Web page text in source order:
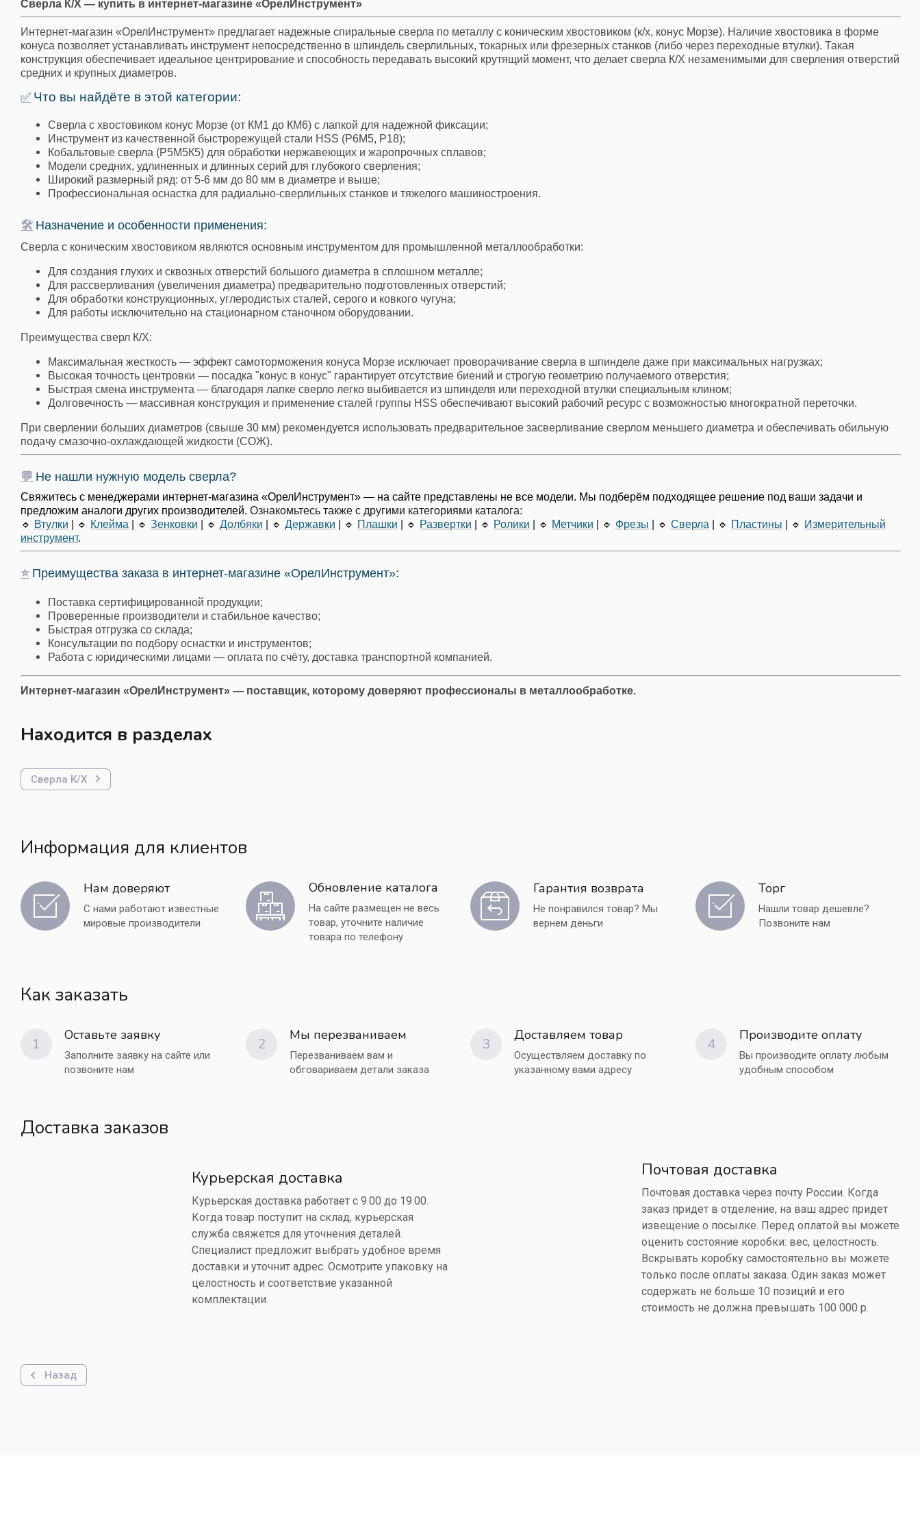
Метчики машинно-ручные конические
Метчики машинно-ручные однопроходные
Метчики машинно-ручные однопроходные левые
Метчики машинно-ручные трубные
Метчики машинно-ручные трубные левые
Метчики гаечные прямой хвостовик
Метчики гаечные прямой хвостовик левые
Метчики гаечные изогнутый хвостовик
Метчики гаечные изогнутый хвостовик левые
Метчики трапецеидальные
Метчики трапецеидальные левые
Метчики импортные
Метчики ручные (слесарные)
Плашки левые
Развертки
Развертки конические
Развертки конусные
Развертки машинные
Развертки насадные
Развертки насадные со вставными ножами
Развертки регулируемые
Развертки ручные
Цековки
Фрезы резьбовые
Фрезы трехсторонние к/з
Фрезы трехсторонние п/з
Фрезы дисковые модульные
Фрезы для нарезания зубьев звездочек
Фрезы червячные
Фрезы червячные для шлицевых валов
Фрезы для сегментных шпонок
Фрезы Т-образные
Фрезы торцевые эльбор
Фрезы ТС импорт ц/х
цилиндрические насадные
Фрезы цилиндрические
Фрезы концевые и шпоночные
Фрезы концевые ц/х
Сверла К/Х — купить в интернет-магазине «ОрелИнструмент»
Интернет-магазин «ОрелИнструмент» предлагает надежные спиральные сверла по металлу с коническим хвостовиком (к/х, конус Морзе). Наличие хвостовика в форме
конуса позволяет устанавливать инструмент непосредственно в шпиндель сверлильных, токарных или фрезерных станков (либо через переходные втулки). Такая
конструкция обеспечивает идеальное центрирование и способность передавать высокий крутящий момент, что делает сверла К/Х незаменимыми для сверления отверстий
средних и крупных диаметров.
✅ Что вы найдёте в этой категории:
Сверла с хвостовиком конус Морзе (от КМ1 до КМ6) с лапкой для надежной фиксации;
Инструмент из качественной быстрорежущей стали HSS (Р6М5, Р18);
Кобальтовые сверла (Р5М5К5) для обработки нержавеющих и жаропрочных сплавов;
Модели средних, удлиненных и длинных серий для глубокого сверления;
Широкий размерный ряд: от 5-6 мм до 80 мм в диаметре и выше;
Профессиональная оснастка для радиально-сверлильных станков и тяжелого машиностроения.
🛠 Назначение и особенности применения:
Сверла с коническим хвостовиком являются основным инструментом для промышленной металлообработки:
Для создания глухих и сквозных отверстий большого диаметра в сплошном металле;
Для рассверливания (увеличения диаметра) предварительно подготовленных отверстий;
Для обработки конструкционных, углеродистых сталей, серого и ковкого чугуна;
Для работы исключительно на стационарном станочном оборудовании.
Преимущества сверл К/Х:
Максимальная жесткость — эффект самоторможения конуса Морзе исключает проворачивание сверла в шпинделе даже при максимальных нагрузках;
Высокая точность центровки — посадка "конус в конус" гарантирует отсутствие биений и строгую геометрию получаемого отверстия;
Быстрая смена инструмента — благодаря лапке сверло легко выбивается из шпинделя или переходной втулки специальным клином;
Долговечность — массивная конструкция и применение сталей группы HSS обеспечивают высокий рабочий ресурс с возможностью многократной переточки.
При сверлении больших диаметров (свыше 30 мм) рекомендуется использовать предварительное засверливание сверлом меньшего диаметра и обеспечивать обильную
подачу смазочно-охлаждающей жидкости (СОЖ).
💬 Не нашли нужную модель сверла?
Свяжитесь с менеджерами интернет-магазина «ОрелИнструмент» — на сайте представлены не все модели. Мы подберём подходящее решение под ваши задачи и
предложим аналоги других производителей. Ознакомьтесь также с другими категориями каталога:
🔹 Втулки 🔹 Клейма 🔹 Зенковки 🔹 Долбяки 🔹 Державки 🔹 Плашки 🔹 Развертки 🔹 Ролики 🔹 Метчики 🔹 Фрезы 🔹 Сверла 🔹 Пластины 🔹 Измерительный
инструмент.
⭐ Преимущества заказа в интернет-магазине «ОрелИнструмент»:
Поставка сертифицированной продукции;
Проверенные производители и стабильное качество;
Быстрая отгрузка со склада;
Консультации по подбору оснастки и инструментов;
Работа с юридическими лицами — оплата по счёту, доставка транспортной компанией.
Интернет-магазин «ОрелИнструмент» — поставщик, которому доверяют профессионалы в металлообработке.
Находится в разделах
Сверла К/Х
Информация для клиентов
Нам доверяют
С нами работают известные
мировые производители
Обновление каталога
На сайте размещен не весь
товар, уточните наличие
товара по телефону
Гарантия возврата
Не понравился товар? Мы
вернем деньги
Торг
Нашли товар дешевле?
Позвоните нам
Как заказать
1 Оставьте заявку
Заполните заявку на сайте или
позвоните нам
2 Мы перезваниваем
Перезваниваем вам и
обговариваем детали заказа
3 Доставляем товар
Осуществляем доставку по
указанному вами адресу
4 Производите оплату
Вы производите оплату любым
удобным способом
Доставка заказов
Курьерская доставка
Курьерская доставка работает с 9.00 до 19.00.
Когда товар поступит на склад, курьерская
служба свяжется для уточнения деталей.
Специалист предложит выбрать удобное время
доставки и уточнит адрес. Осмотрите упаковку на
целостность и соответствие указанной
комплектации.
Почтовая доставка
Почтовая доставка через почту России. Когда
заказ придет в отделение, на ваш адрес придет
извещение о посылке. Перед оплатой вы можете
оценить состояние коробки: вес, целостность.
Вскрывать коробку самостоятельно вы можете
только после оплаты заказа. Один заказ может
содержать не больше 10 позиций и его
стоимость не должна превышать 100 000 р.
Назад